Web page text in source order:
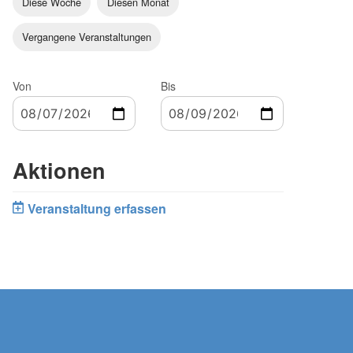
Vergangene Veranstaltungen
Von Bis
Aktionen
Veranstaltung erfassen